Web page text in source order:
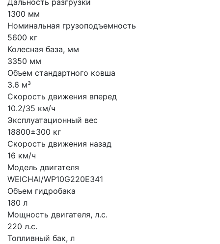
1300 мм
Номинальная грузоподъемность
5600 кг
Колесная база, мм
3350 мм
Объем стандартного ковша
3.6 м³
Скорость движения вперед
10.2/35 км/ч
Эксплуатационный вес
18800±300 кг
Скорость движения назад
16 км/ч
Модель двигателя
WEICHAI/WP10G220E341
Объем гидробака
180 л
Мощность двигателя, л.с.
220 л.с.
Топливный бак, л